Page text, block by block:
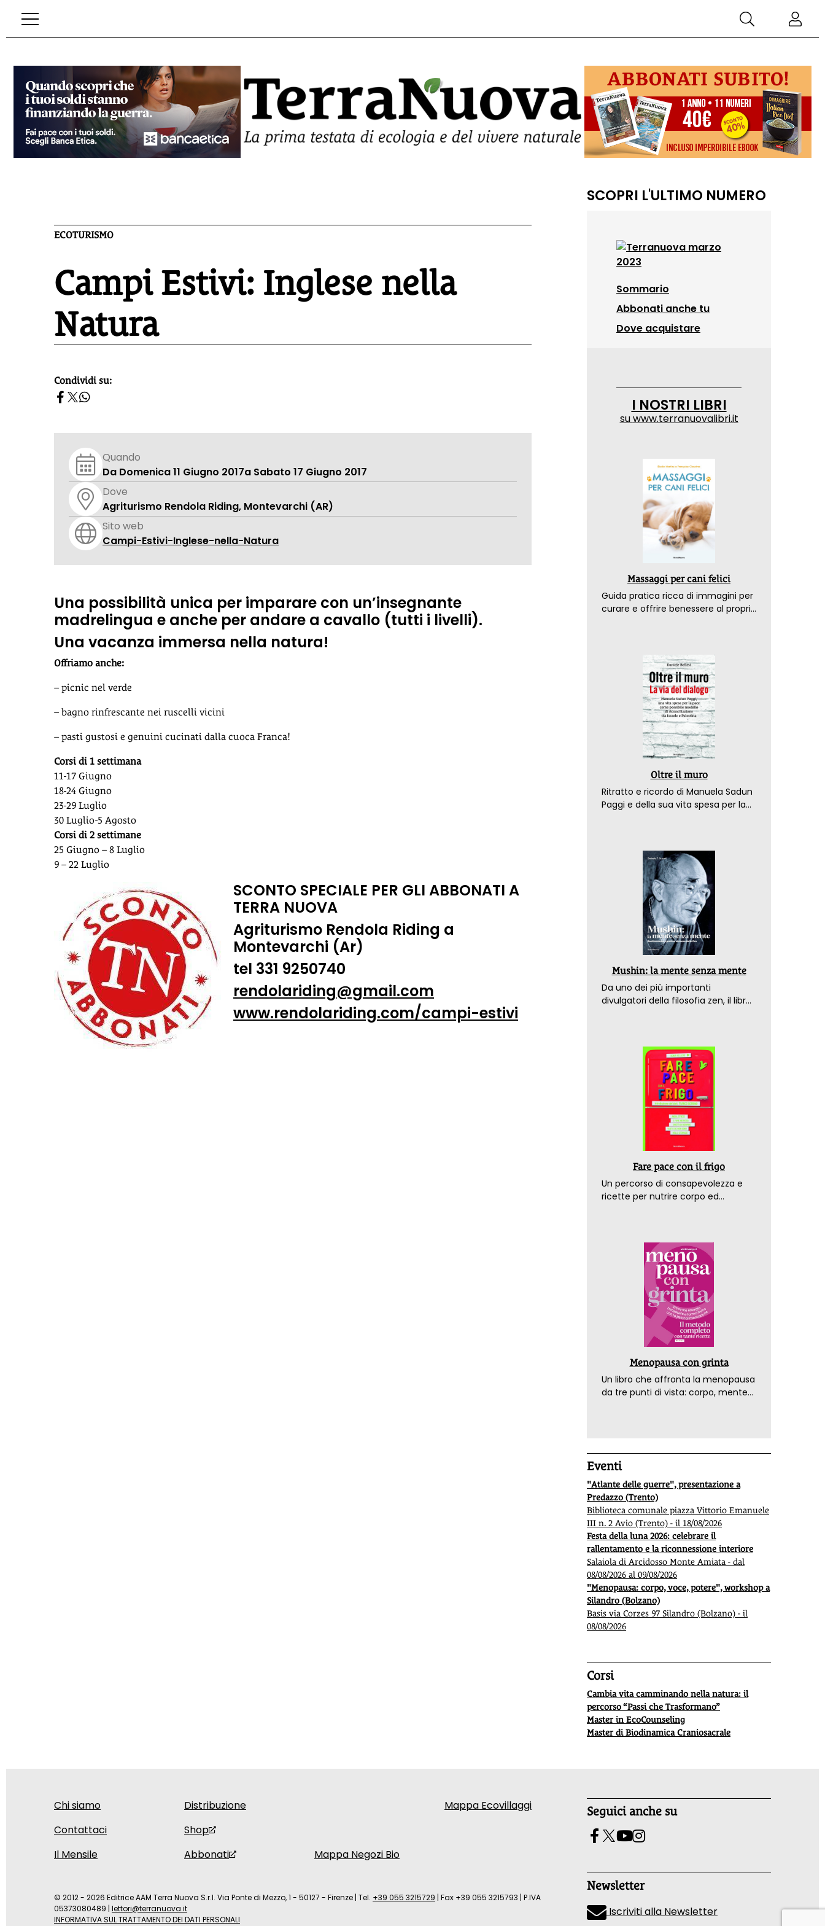
ECOTURISMO
Campi Estivi: Inglese nella
Natura
homepage h2
Condividi su:
Quando
Da Domenica 11 Giugno 2017a Sabato 17 Giugno 2017
Dove
Agriturismo Rendola Riding, Montevarchi (AR)
Sito web
Campi-Estivi-Inglese-nella-Natura
Una possibilità unica per imparare con un’insegnante
madrelingua e anche per andare a cavallo (tutti i livelli).
Una vacanza immersa nella natura!
Offriamo anche:
– picnic nel verde
– bagno rinfrescante nei ruscelli vicini
– pasti gustosi e genuini cucinati dalla cuoca Franca!
Corsi di 1 settimana
11-17 Giugno
18-24 Giugno
23-29 Luglio
30 Luglio-5 Agosto
Corsi di 2 settimane
25 Giugno – 8 Luglio
9 – 22 Luglio
SCONTO SPECIALE PER GLI ABBONATI A
TERRA NUOVA
Agriturismo Rendola Riding a
Montevarchi (Ar)
tel 331 9250740
rendolariding@gmail.com
www.rendolariding.com/campi-estivi
SCOPRI L'ULTIMO NUMERO
Sommario
Abbonati anche tu
Dove acquistare
I NOSTRI LIBRI
suwww.terranuovalibri.it
Massaggi per cani felici
Guida pratica ricca di immagini per
curare e offrire benessere al proprio
Oltre il muro
Ritratto e ricordo di Manuela Sadun
Paggi e della sua vita spesa per la
Mushin: la mente senza mente
Da uno dei più importanti
divulgatori della filosofia zen, il libro
Fare pace con il frigo
Un percorso di consapevolezza e
ricette per nutrire corpo ed
Menopausa con grinta
Un libro che affronta la menopausa
da tre punti di vista: corpo, mente
Eventi
"Atlante delle guerre", presentazione a
Predazzo (Trento)
Biblioteca comunale piazza Vittorio Emanuele
III n. 2 Avio (Trento) - il 18/08/2026
Festa della luna 2026: celebrare il
rallentamento e la riconnessione interiore
Salaiola di Arcidosso Monte Amiata - dal
08/08/2026 al 09/08/2026
"Menopausa: corpo, voce, potere", workshop a
Silandro (Bolzano)
Basis via Corzes 97 Silandro (Bolzano) - il
08/08/2026
Corsi
Cambia vita camminando nella natura: il
percorso “Passi che Trasformano”
Master in EcoCounseling
Master di Biodinamica Craniosacrale
Chi siamo
Contattaci
Il Mensile
Distribuzione
Shop
Abbonati
Mappa Negozi Bio
Mappa Ecovillaggi Seguici anche su
Newsletter
Iscriviti alla Newsletter
© 2012 - 2026 Editrice AAM Terra Nuova S.r.l. Via Ponte di Mezzo, 1 - 50127 - Firenze | Tel. +39 055 3215729 | Fax +39 055 3215793 | P.IVA
05373080489 | lettori@terranuova.it
INFORMATIVA SUL TRATTAMENTO DEI DATI PERSONALI